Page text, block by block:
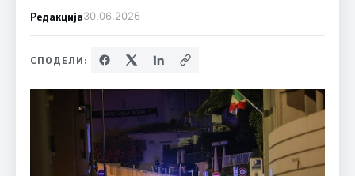
Редакција30.06.2026
СПОДЕЛИ: